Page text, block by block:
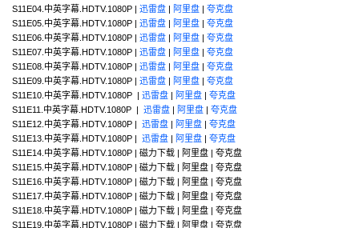
S11E04.中英字幕.HDTV.1080P | 迅雷盘 | 阿里盘 | 夸克盘
S11E05.中英字幕.HDTV.1080P | 迅雷盘 | 阿里盘 | 夸克盘
S11E06.中英字幕.HDTV.1080P | 迅雷盘 | 阿里盘 | 夸克盘
S11E07.中英字幕.HDTV.1080P | 迅雷盘 | 阿里盘 | 夸克盘
S11E08.中英字幕.HDTV.1080P | 迅雷盘 | 阿里盘 | 夸克盘
S11E09.中英字幕.HDTV.1080P | 迅雷盘 | 阿里盘 | 夸克盘
S11E10.中英字幕.HDTV.1080P | 迅雷盘 | 阿里盘 | 夸克盘
S11E11.中英字幕.HDTV.1080P | 迅雷盘 | 阿里盘 | 夸克盘
S11E12.中英字幕.HDTV.1080P | 迅雷盘 | 阿里盘 | 夸克盘
S11E13.中英字幕.HDTV.1080P | 迅雷盘 | 阿里盘 | 夸克盘
S11E14.中英字幕.HDTV.1080P | 磁力下载 | 阿里盘 | 夸克盘
S11E15.中英字幕.HDTV.1080P | 磁力下载 | 阿里盘 | 夸克盘
S11E16.中英字幕.HDTV.1080P | 磁力下载 | 阿里盘 | 夸克盘
S11E17.中英字幕.HDTV.1080P | 磁力下载 | 阿里盘 | 夸克盘
S11E18.中英字幕.HDTV.1080P | 磁力下载 | 阿里盘 | 夸克盘
S11E19.中英字幕.HDTV.1080P | 磁力下载 | 阿里盘 | 夸克盘